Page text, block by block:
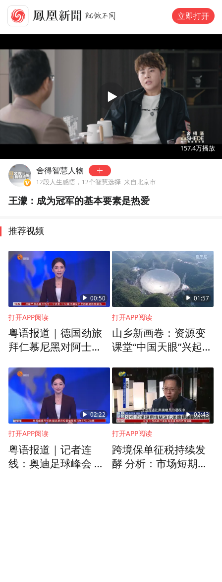
立即打开
01:33
157.4万播放
舍得智慧人物
12段人生感悟，12个智慧选择 来自北京市
王濛：成为冠军的基本要素是热爱
推荐视频
00:50
打开APP阅读
粤语报道｜德国劲旅
拜仁慕尼黑对阿士东
01:57
打开APP阅读
山乡新画卷：资源变
课堂“中国天眼”兴起研
02:22
打开APP阅读
粤语报道｜记者连
线：奥迪足球峰会 拜
02:43
打开APP阅读
跨境保单征税持续发
酵 分析：市场短期情